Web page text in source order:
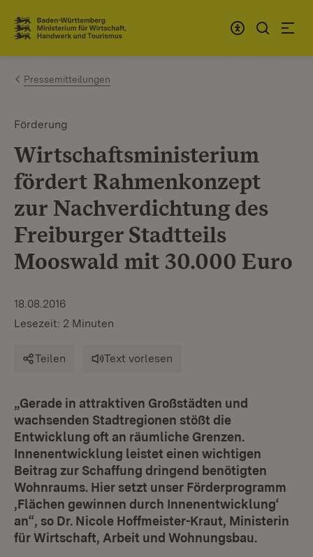
Zum Inhalt springen
Link zur Startseite
Pressemitteilungen
Förderung
Wirtschaftsministerium
fördert Rahmenkonzept
zur Nachverdichtung des
Freiburger Stadtteils
Mooswald mit 30.000 Euro
18.08.2016
Lesezeit: 2 Minuten
Teilen Text vorlesen
„Gerade in attraktiven Großstädten und
wachsenden Stadtregionen stößt die
Entwicklung oft an räumliche Grenzen.
Innenentwicklung leistet einen wichtigen
Beitrag zur Schaffung dringend benötigten
Wohnraums. Hier setzt unser Förderprogramm
‚Flächen gewinnen durch Innenentwicklung‘
an“, so Dr. Nicole Hoffmeister-Kraut, Ministerin
für Wirtschaft, Arbeit und Wohnungsbau.